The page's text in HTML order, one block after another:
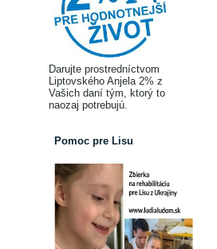
Darujte prostredníctvom
Liptovského Anjela 2% z
Vašich daní tým, ktorý to
naozaj potrebujú.
Pomoc pre Lisu